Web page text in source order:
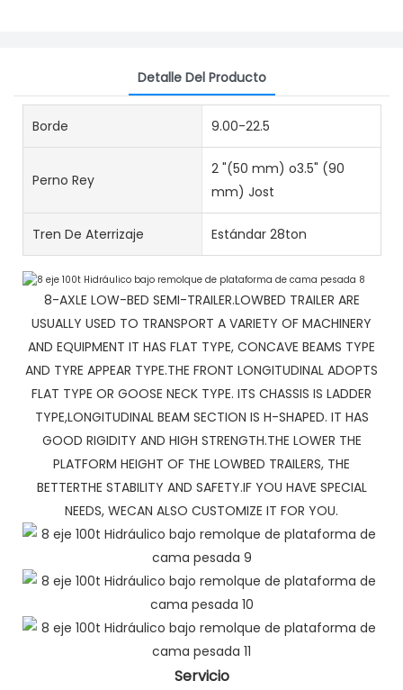
Detalle Del Producto
Borde 9.00-22.5
Perno Rey
2 "(50 mm) o3.5" (90
mm) Jost
Tren De Aterrizaje Estándar 28ton
8-AXLE LOW-BED SEMI-TRAILER.LOWBED TRAILER ARE
USUALLY USED TO TRANSPORT A VARIETY OF MACHINERY
AND EQUIPMENT IT HAS FLAT TYPE, CONCAVE BEAMS TYPE
AND TYRE APPEAR TYPE.THE FRONT LONGITUDINAL ADOPTS
FLAT TYPE OR GOOSE NECK TYPE. ITS CHASSIS IS LADDER
TYPE,LONGITUDINAL BEAM SECTION IS H-SHAPED. IT HAS
GOOD RIGIDITY AND HIGH STRENGTH.THE LOWER THE
PLATFORM HEIGHT OF THE LOWBED TRAILERS, THE
BETTERTHE STABILITY AND SAFETY.IF YOU HAVE SPECIAL
NEEDS, WECAN ALSO CUSTOMIZE IT FOR YOU.
Servicio